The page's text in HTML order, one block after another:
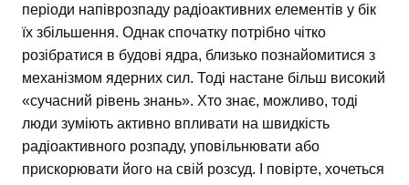
періоди напіврозпаду радіоактивних елементів у бік
їх збільшення. Однак спочатку потрібно чітко
розібратися в будові ядра, близько познайомитися з
механізмом ядерних сил. Тоді настане більш високий
«сучасний рівень знань». Хто знає, можливо, тоді
люди зуміють активно впливати на швидкість
радіоактивного розпаду, уповільнювати або
прискорювати його на свій розсуд. І повірте, хочеться